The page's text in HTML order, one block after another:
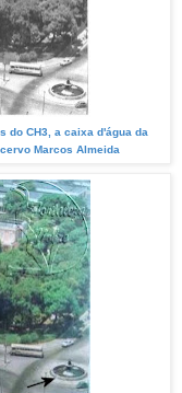
do CH3, a caixa d'água da
Marcos Almeida